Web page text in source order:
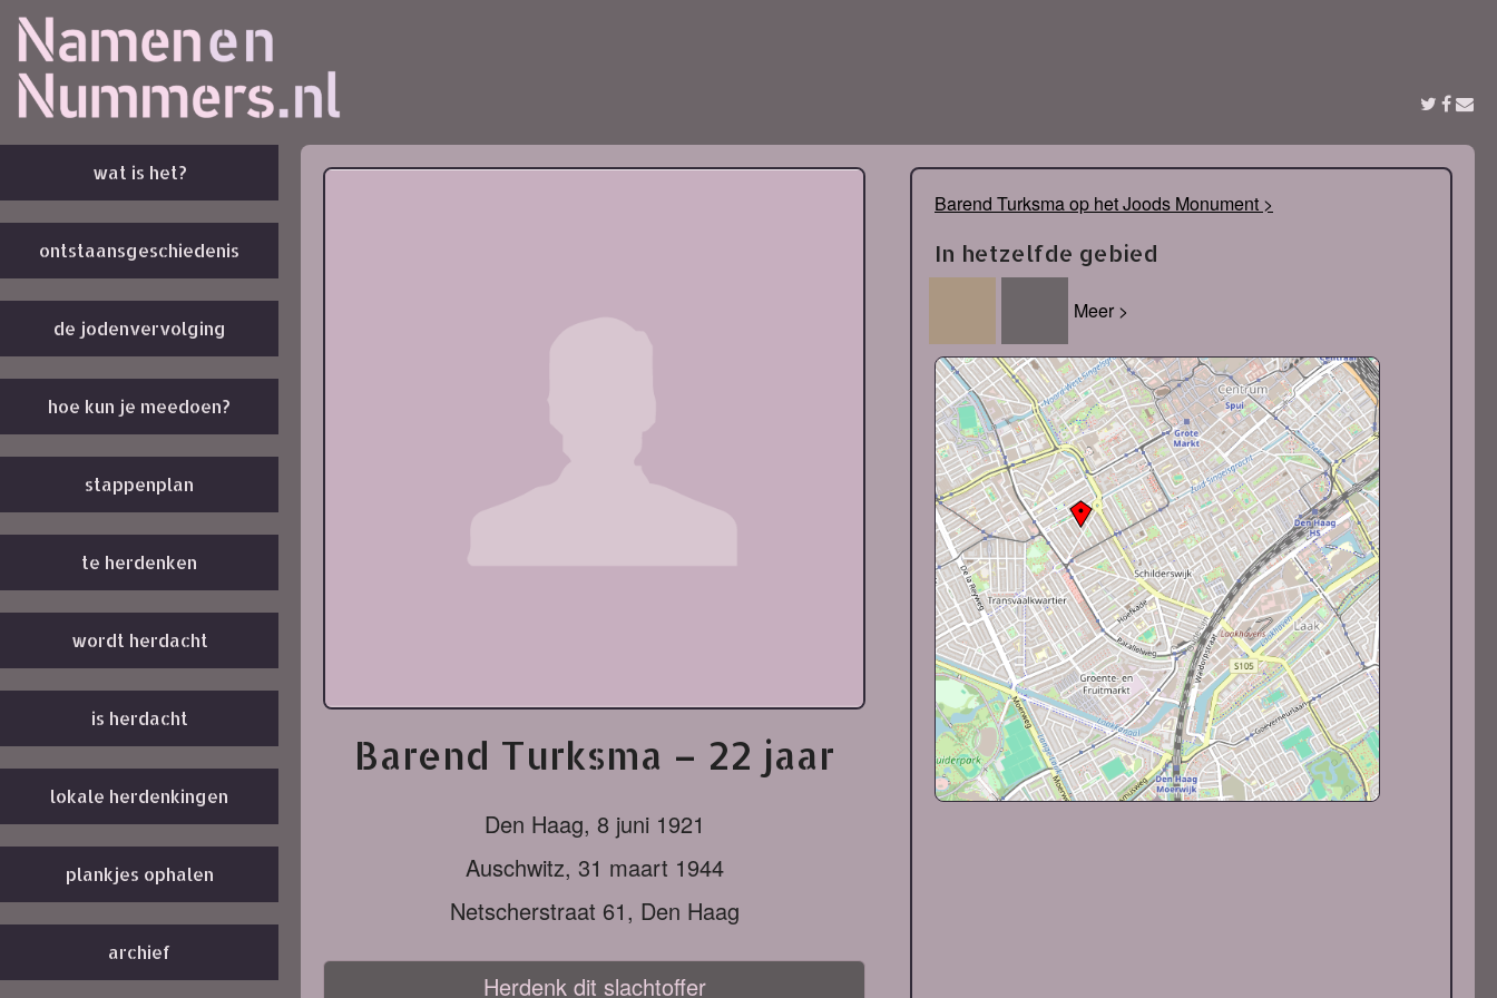
wat is het?
ontstaansgeschiedenis
de jodenvervolging
hoe kun je meedoen?
stappenplan
te herdenken
wordt herdacht
is herdacht
lokale herdenkingen
plankjes ophalen
archief
Barend Turksma – 22 jaar
Den Haag, 8 juni 1921
Auschwitz, 31 maart 1944
Netscherstraat 61, Den Haag
Herdenk dit slachtoffer
Barend Turksma op het Joods Monument >
In hetzelfde gebied
Meer >